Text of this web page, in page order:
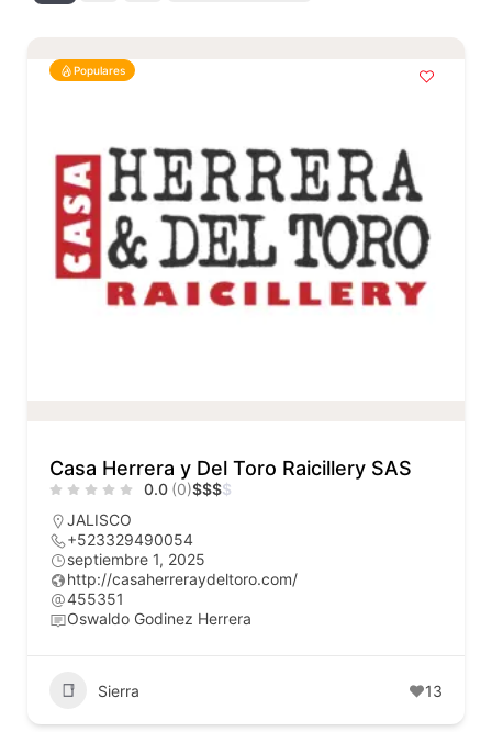
Populares
Casa Herrera y Del Toro Raicillery SAS
0.0 (0)$$$$
JALISCO
+523329490054
septiembre 1, 2025
http://casaherreraydeltoro.com/
455351
Oswaldo Godinez Herrera
Sierra 13